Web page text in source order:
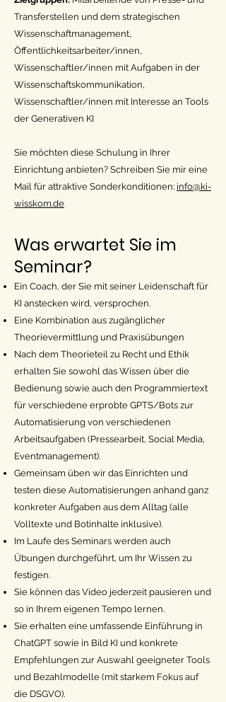
Transferstellen und dem strategischen
Wissenschaftmanagement,
Öffentlichkeitsarbeiter/innen,
Wissenschaftler/innen mit Aufgaben in der
Wissenschaftskommunikation,
Wissenschaftler/innen mit Interesse an Tools
der Generativen KI
Sie möchten diese Schulung in Ihrer
Einrichtung anbieten? Schreiben Sie mir eine
Mail für attraktive Sonderkonditionen: info@ki-
wisskom.de
Was erwartet Sie im
Seminar?
Ein Coach, der Sie mit seiner Leidenschaft für
KI anstecken wird, versprochen.
Eine Kombination aus zugänglicher
Theorievermittlung und Praxisübungen
Nach dem Theorieteil zu Recht und Ethik
erhalten Sie sowohl das Wissen über die
Bedienung sowie auch den Programmiertext
für verschiedene erprobte GPTS/Bots zur
Automatisierung von verschiedenen
Arbeitsaufgaben (Pressearbeit, Social Media,
Eventmanagement).
Gemeinsam üben wir das Einrichten und
testen diese Automatisierungen anhand ganz
konkreter Aufgaben aus dem Alltag (alle
Volltexte und Botinhalte inklusive).
Im Laufe des Seminars werden auch
Übungen durchgeführt, um Ihr Wissen zu
festigen.
Sie können das Video jederzeit pausieren und
so in Ihrem eigenen Tempo lernen.
Sie erhalten eine umfassende Einführung in
ChatGPT sowie in Bild KI und konkrete
Empfehlungen zur Auswahl geeigneter Tools
und Bezahlmodelle (mit starkem Fokus auf
die DSGVO).